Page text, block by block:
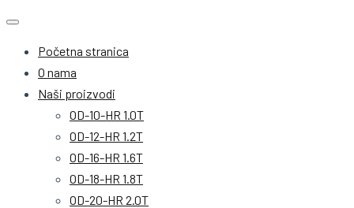
Početna stranica
O nama
Naši proizvodi
OD-10-HR 1.0T
OD-12-HR 1.2T
OD-16-HR 1.6T
OD-18-HR 1.8T
OD-20-HR 2.0T